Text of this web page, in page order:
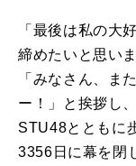
「最後は私の大
締めたいと思い
「みなさん、ま
ー！」と挨拶し
STU48とともに
3356日に幕を閉